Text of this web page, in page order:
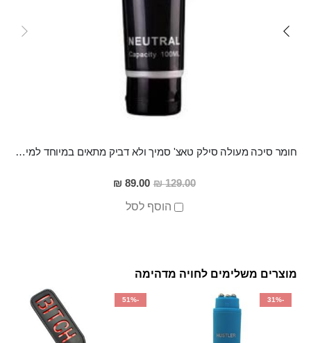
חומר סיכה מעולה סילק טאצ' סמיך ולא דביק מתאים במיוחד למין אנאלי
129.00 ₪
מחיר
מבצע
89.00 ₪
הוסף לסל
מוצרים משלימים לחויה מדהימה
-31%
-51%